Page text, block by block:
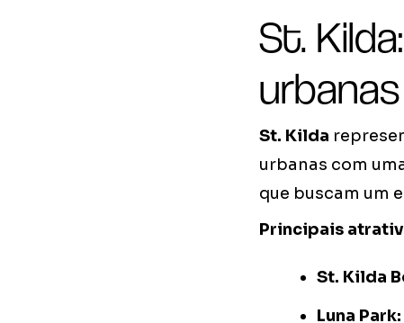
St.
urbanas
St. Kilda
urbanas com
que buscam um
Principais
St. Kilda
Luna Park: